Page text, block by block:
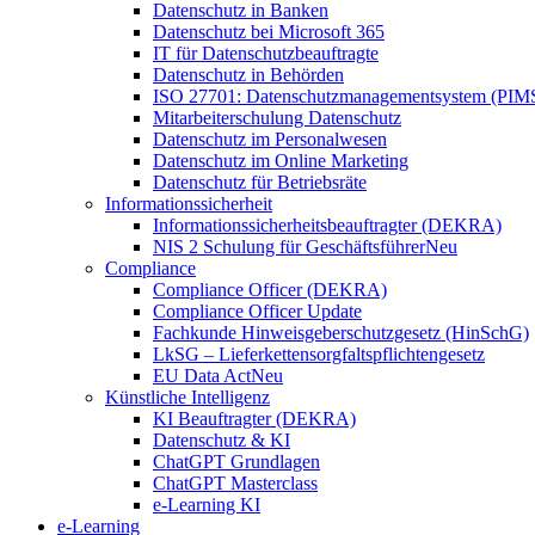
Datenschutz in Banken
Datenschutz bei Microsoft 365
IT für Datenschutzbeauftragte
Datenschutz in Behörden
ISO 27701: Datenschutzmanagementsystem
Mitarbeiterschulung Datenschutz
Datenschutz im Personalwesen
Datenschutz im Online Marketing
Datenschutz für Betriebsräte
Informationssicherheit
Informationssicherheitsbeauftragter (DEKRA)
NIS 2 Schulung für GeschäftsführerNeu
Compliance
Compliance Officer (DEKRA)
Compliance Officer Update
Fachkunde Hinweisgeberschutzgesetz (HinSchG)
LkSG – Lieferkettensorgfaltspflichtengesetz
EU Data ActNeu
Künstliche Intelligenz
KI Beauftragter (DEKRA)
Datenschutz & KI
ChatGPT Grundlagen
ChatGPT Masterclass
e-Learning KI
e-Learning